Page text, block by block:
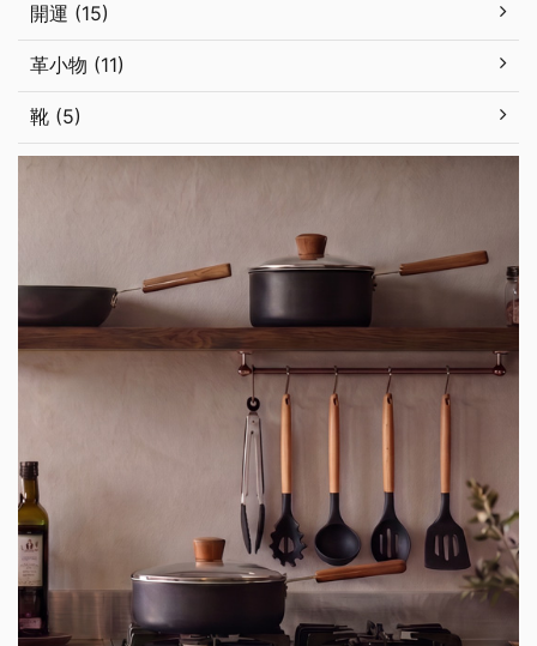
開運 (15)
革小物 (11)
靴 (5)